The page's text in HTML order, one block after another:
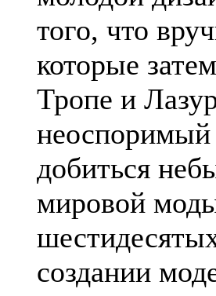
того, что
которые
Тропе и
добиться
мировой
создании